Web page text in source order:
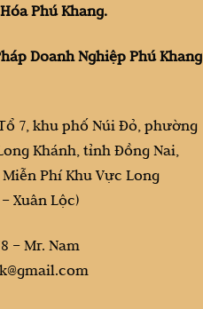
Phú Khang.
Doanh Nghiệp Phú Khang
7, khu phố Núi Đỏ, phường
Khánh, tỉnh Đồng Nai,
Phí Khu Vực Long
Xuân Lộc)
– Mr. Nam